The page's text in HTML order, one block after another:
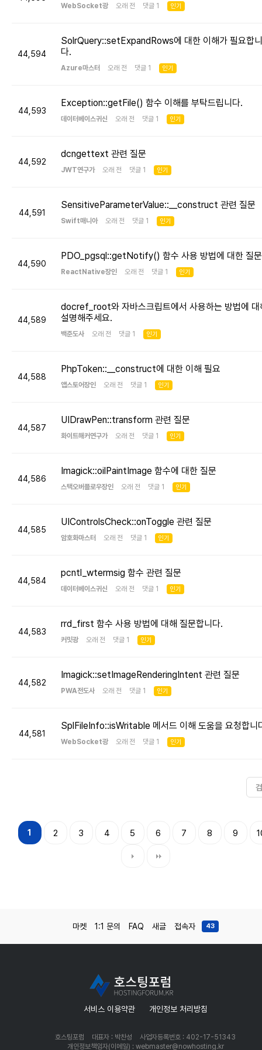
WebSocket광 오래 전 댓글 1 인기
44,594
SolrQuery::setExpandRows에 대한 이해가 필요합니
다.
Azure마스터 오래 전 댓글 1 인기
44,593
Exception::getFile() 함수 이해를 부탁드립니다.
데이터베이스귀신 오래 전 댓글 1 인기
44,592
dcngettext 관련 질문
JWT연구가 오래 전 댓글 1 인기
44,591
SensitiveParameterValue::__construct 관련 질문
Swift매니아 오래 전 댓글 1 인기
44,590
PDO_pgsql::getNotify() 함수 사용 방법에 대한 질문
ReactNative장인 오래 전 댓글 1 인기
44,589
docref_root와 자바스크립트에서 사용하는 방법에 대
설명해주세요.
백준도사 오래 전 댓글 1 인기
44,588
PhpToken::__construct에 대한 이해 필요
앱스토어장인 오래 전 댓글 1 인기
44,587
UIDrawPen::transform 관련 질문
화이트해커연구가 오래 전 댓글 1 인기
44,586
Imagick::oilPaintImage 함수에 대한 질문
스택오버플로우장인 오래 전 댓글 1 인기
44,585
UIControlsCheck::onToggle 관련 질문
암호화마스터 오래 전 댓글 1 인기
44,584
pcntl_wtermsig 함수 관련 질문
데이터베이스귀신 오래 전 댓글 1 인기
44,583
rrd_first 함수 사용 방법에 대해 질문합니다.
커밋광 오래 전 댓글 1 인기
44,582
Imagick::setImageRenderingIntent 관련 질문
PWA전도사 오래 전 댓글 1 인기
44,581
SplFileInfo::isWritable 메서드 이해 도움을 요청합니
WebSocket광 오래 전 댓글 1 인기
1 2 3 4 5 6 7 8 9
마켓 1:1 문의 FAQ 새글 접속자 43
서비스 이용약관 개인정보 처리방침
호스팅포럼 대표자 : 박찬성
사업자등록번호 : 402-17-51343
개인정보책임자(이메일) : webmaster@nowhosting.kr